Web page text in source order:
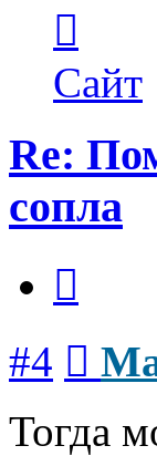
Maks42
Сайт
Re:
сопла
#4
Тогда